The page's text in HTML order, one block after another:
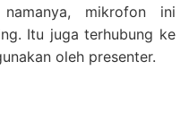
mikrofon ini
Itu juga terhubung ke
oleh presenter.